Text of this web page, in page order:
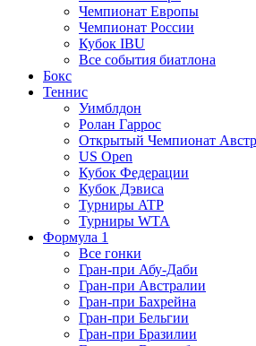
Чемпионат Европы
Чемпионат России
Кубок IBU
Все события биатлона
Бокс
Теннис
Уимблдон
Ролан Гаррос
Открытый Чемпионат
US Open
Кубок Федерации
Кубок Дэвиса
Турниры ATP
Турниры WTA
Формула 1
Все гонки
Гран-при Абу-Даби
Гран-при Австралии
Гран-при Бахрейна
Гран-при Бельгии
Гран-при Бразилии